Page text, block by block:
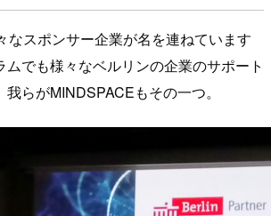
なスポンサー企業が名を連ねています
ムでも様々なベルリンの企業のサポート
らがMINDSPACEもその一つ。